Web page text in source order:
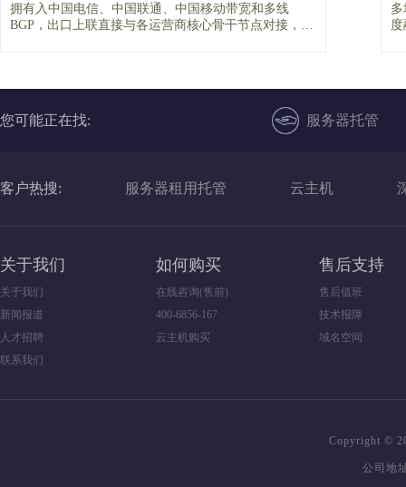
拥有入中国电信、中国联通、中国移动带宽和多线
BGP，出口上联直接与各运营商核心骨干节点对接，一
您可能正在找: 服务器托管
客户热搜: 服务器租用托管 云主机
关于我们
关于我们
新闻报道
人才招聘
联系我们
如何购买
在线咨询(售前)
400-6856-167
云主机购买
售后支持
售后值班
技术报障
域名空间
Copyright ©
公司地